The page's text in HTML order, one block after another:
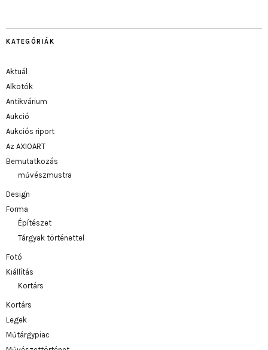
KATEGÓRIÁK
Aktuál
Alkotók
Antikvárium
Aukció
Aukciós riport
Az AXIOART
Bemutatkozás
művészmustra
Design
Forma
Építészet
Tárgyak történettel
Fotó
Kiállítás
Kortárs
Kortárs
Legek
Műtárgypiac